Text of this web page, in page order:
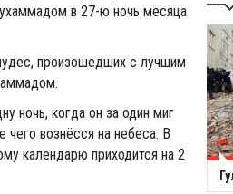
в 27-ю ночь месяца
произошедших с лучшим
ночь, когда он за один миг
вознёсся на небеса. В
календарю приходится на 2